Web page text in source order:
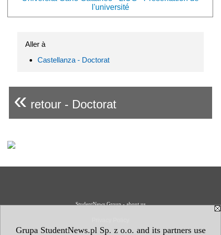
Grupa StudentNews.pl Sp. z o.o. and its partners use
l'université
Aller à
Castellanza - Doctorat
« retour - Doctorat
StudentNews Group - about us